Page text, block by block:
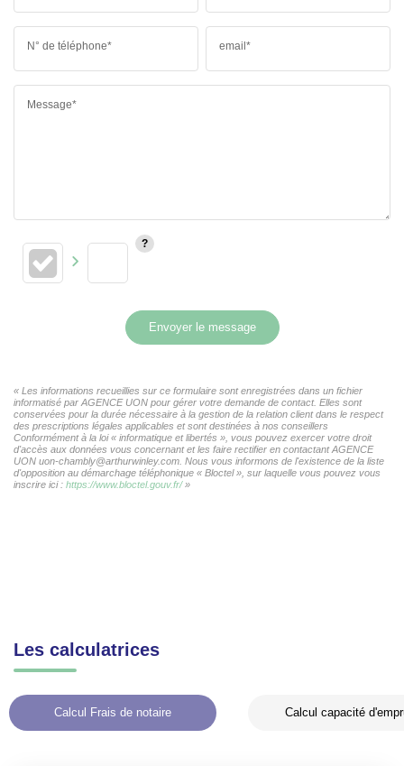
N° de téléphone* email*
Message*
Envoyer le message
« Les informations recueillies sur ce formulaire sont enregistrées dans un fichier
informatisé par AGENCE UON pour gérer votre demande de contact. Elles sont
conservées pour la durée nécessaire à la gestion de la relation client dans le respect
des prescriptions légales applicables et sont destinées à nos conseillers
Conformément à la loi « informatique et libertés », vous pouvez exercer votre droit
d'accès aux données vous concernant et les faire rectifier en contactant AGENCE
UON uon-chambly@arthurwinley.com. Nous vous informons de l'existence de la liste
d'opposition au démarchage téléphonique « Bloctel », sur laquelle vous pouvez vous
inscrire ici : https://www.bloctel.gouv.fr/»
Les calculatrices
Calcul Frais de notaire Calcul capacité